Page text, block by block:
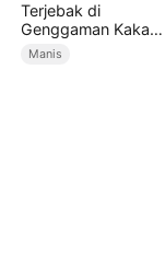
Terjebak di
Genggaman Kakak
Ipar
Manis